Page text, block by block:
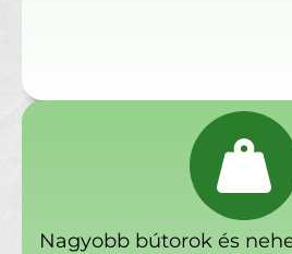
Nagyobb bútorok és